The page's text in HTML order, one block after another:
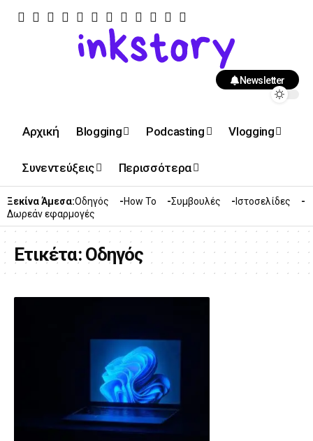
Newsletter
Αρχική Blogging Podcasting Vlogging
Συνεντεύξεις Περισσότερα
Ξεκίνα Άμεσα:Οδηγός How To Συμβουλές
Ιστοσελίδες
Δωρεάν εφαρμογές
Ετικέτα: Οδηγός